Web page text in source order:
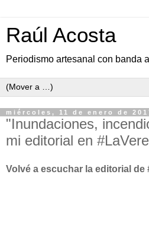
Raúl Acosta
Periodismo artesanal con banda
miércoles, 11 de enero de
"Inundaciones,
mi editorial en
Volvé a escuchar la editorial de